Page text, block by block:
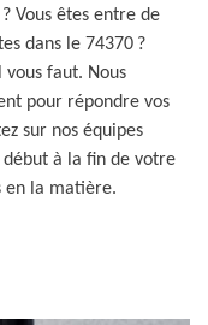
Vous êtes entre de
dans le 74370 ?
vous faut. Nous
pour répondre vos
sur nos équipes
à la fin de votre
en la matière.